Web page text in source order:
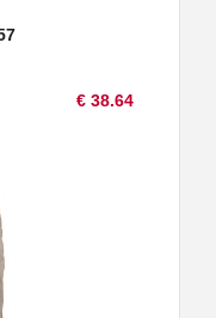
€ 38.64